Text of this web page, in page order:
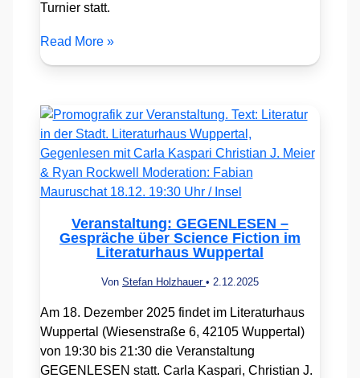
Turnier statt.
Read More »
Veranstaltung: GEGENLESEN –
Gespräche über Science Fiction im
Literaturhaus Wuppertal
Von Stefan Holzhauer • 2.12.2025
Am 18. Dezember 2025 findet im Literaturhaus
Wuppertal (Wiesenstraße 6, 42105 Wuppertal)
von 19:30 bis 21:30 die Veranstaltung
GEGENLESEN statt. Carla Kaspari, Christian J.